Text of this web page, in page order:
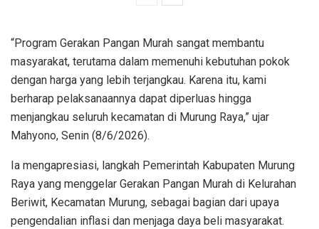
“Program Gerakan Pangan Murah sangat membantu
masyarakat, terutama dalam memenuhi kebutuhan pokok
dengan harga yang lebih terjangkau. Karena itu, kami
berharap pelaksanaannya dapat diperluas hingga
menjangkau seluruh kecamatan di Murung Raya,” ujar
Mahyono, Senin (8/6/2026).
Ia mengapresiasi, langkah Pemerintah Kabupaten Murung
Raya yang menggelar Gerakan Pangan Murah di Kelurahan
Beriwit, Kecamatan Murung, sebagai bagian dari upaya
pengendalian inflasi dan menjaga daya beli masyarakat.